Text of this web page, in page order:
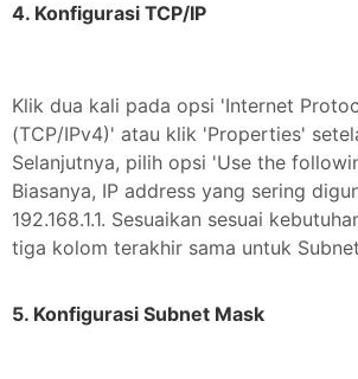
4. Konfigurasi TCP/IP
Klik dua kali pada opsi 'Internet
(TCP/IPv4)' atau klik 'Properties'
Selanjutnya, pilih opsi 'Use the
Biasanya, IP address yang sering
192.168.1.1. Sesuaikan sesuai
tiga kolom terakhir sama untuk
5. Konfigurasi Subnet Mask